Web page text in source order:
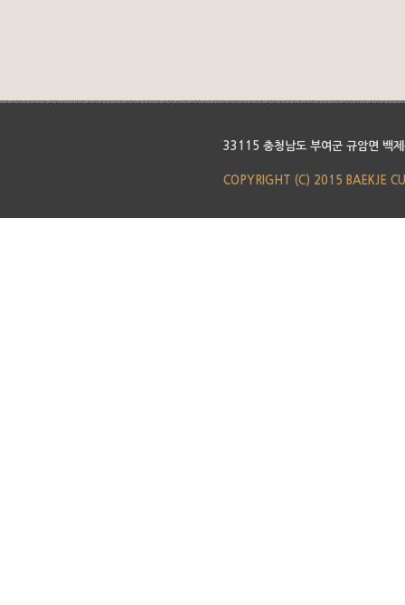
33115 충청남도 부여군 규암면 백
COPYRIGHT (C) 2015 BAEKJE